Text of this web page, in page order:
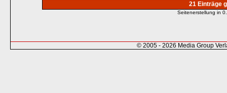
21 Einträge
Seitenerstellung in
© 2005 - 2026 Media Group